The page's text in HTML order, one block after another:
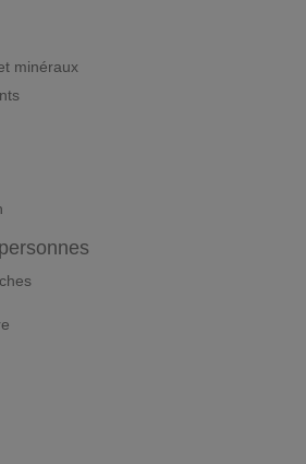
minéraux